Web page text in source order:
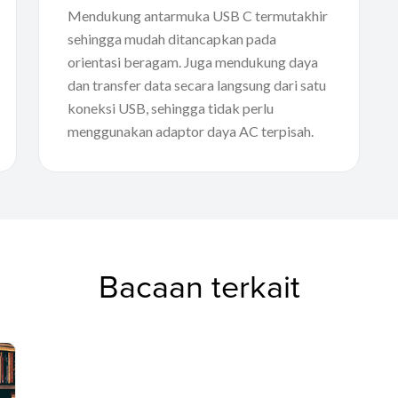
Mendukung antarmuka USB C termutakhir
sehingga mudah ditancapkan pada
orientasi beragam. Juga mendukung daya
dan transfer data secara langsung dari satu
koneksi USB, sehingga tidak perlu
menggunakan adaptor daya AC terpisah.
Bacaan terkait